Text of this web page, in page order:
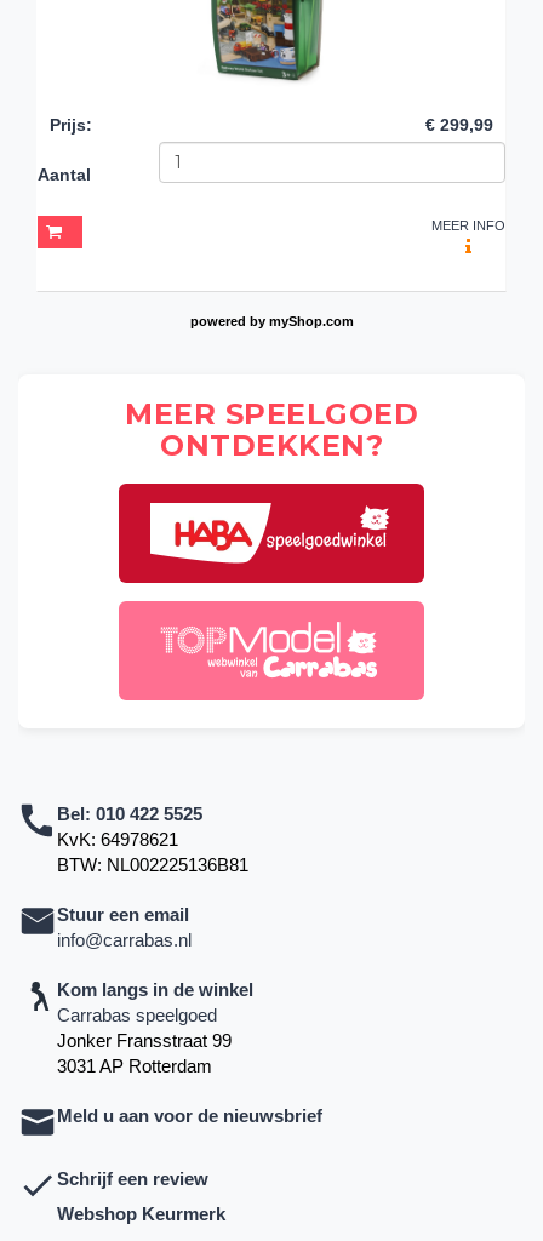
Prijs: € 299,99
Aantal
MEER INFO
powered by myShop.com
MEER SPEELGOED
ONTDEKKEN?
Bel: 010 422 5525
KvK: 64978621
BTW: NL002225136B81
Stuur een email
info@carrabas.nl
Kom langs in de winkel
Carrabas speelgoed
Jonker Fransstraat 99
3031 AP Rotterdam
Meld u aan voor de nieuwsbrief
Schrijf een review
Webshop Keurmerk